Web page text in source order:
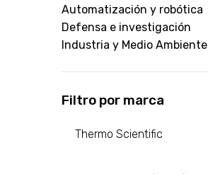
Automatización y robótica
Defensa e investigación
Industria y Medio Ambiente
Filtro por marca
Thermo Scientific